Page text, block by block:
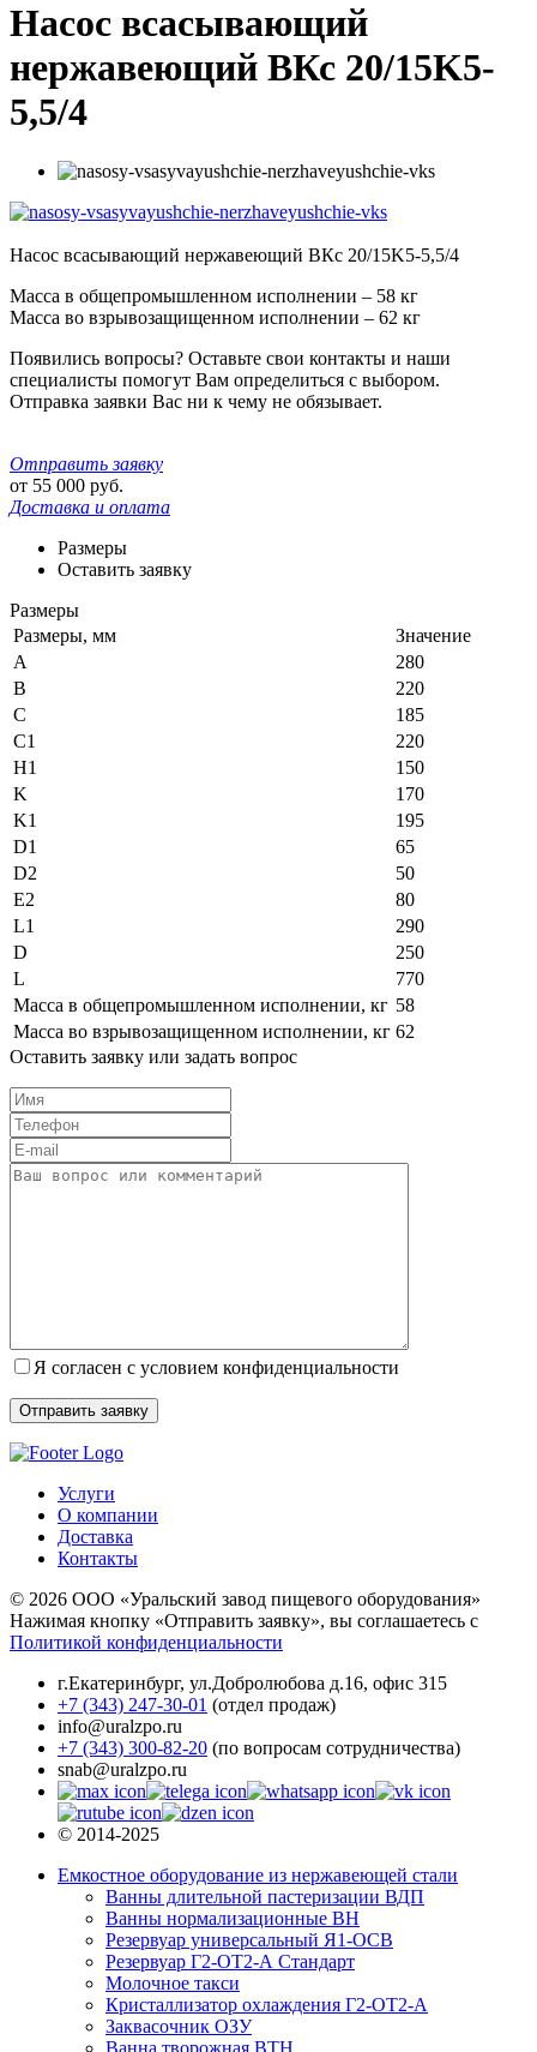
Насос всасывающий
нержавеющий ВКс 20/15K5-
5,5/4
Насос всасывающий нержавеющий ВКс 20/15K5-5,5/4
Масса в общепромышленном исполнении – 58 кг
Масса во взрывозащищенном исполнении – 62 кг
Появились вопросы? Оставьте свои контакты и наши
специалисты помогут Вам определиться с выбором.
Отправка заявки Вас ни к чему не обязывает.
Отправить заявку
от 55 000 руб.
Доставка и оплата
Размеры
Оставить заявку
Размеры
Размеры, мм
Значение
A
280
B
220
C
185
C1
220
H1
150
K
170
K1
195
D1
65
D2
50
E2
80
L1
290
D
250
L
770
Масса в общепромышленном исполнении, кг 58
Масса во взрывозащищенном исполнении, кг 62
Оставить заявку или задать вопрос
Я согласен с условием конфиденциальности
Услуги
О компании
Доставка
Контакты
© 2026 ООО «Уральский завод пищевого оборудования»
Нажимая кнопку «Отправить заявку», вы соглашаетесь с
Политикой конфиденциальности
г.Екатеринбург, ул.Добролюбова д.16, офис 315
+7 (343) 247-30-01 (отдел продаж)
info@uralzpo.ru
+7 (343) 300-82-20 (по вопросам сотрудничества)
snab@uralzpo.ru
© 2014-2025
Емкостное оборудование из нержавеющей стали
Ванны длительной пастеризации ВДП
Ванны нормализационные ВН
Резервуар универсальный Я1-ОСВ
Резервуар Г2-ОТ2-А Стандарт
Молочное такси
Кристаллизатор охлаждения Г2-ОТ2-А
Заквасочник ОЗУ
Ванна творожная ВТН